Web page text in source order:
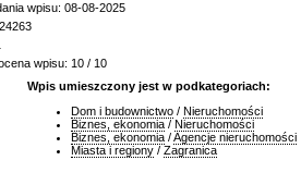
wpisu: 08-08-2025
wpisu: 10 / 10
Wpis umieszczony jest w podkategoriach:
Dom i budownictwo / Nieruchomości
Biznes, ekonomia / Nieruchomości
Biznes, ekonomia /Agencje nieruchomości
Miasta i regiony / Zagranica